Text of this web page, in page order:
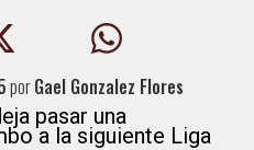
porGael Gonzalez Flores
pasar una
a la siguiente Liga